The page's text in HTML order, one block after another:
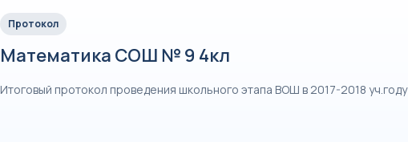
Протокол
Математика СОШ № 9 4кл
Итоговый протокол проведения школьного этапа ВОШ в 2017-2018 уч.году